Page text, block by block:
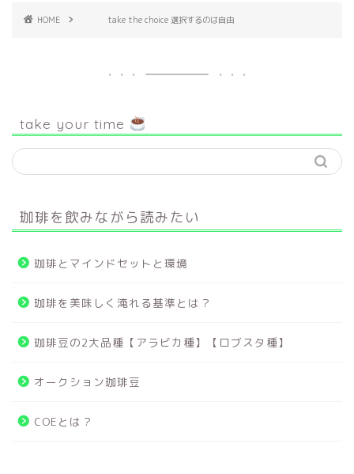
HOME take the choice 選択するのは自由
take your time
珈琲を飲みながら読みたい
珈琲とマインドセットと環境
珈琲を美味しく淹れる基準とは？
珈琲豆の2大品種【アラビカ種】【ロブスタ種】
オークション珈琲豆
COEとは？